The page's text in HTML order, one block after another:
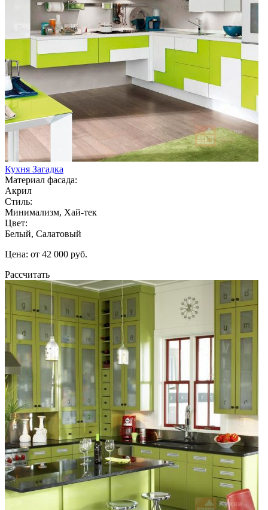
Кухня Загадка
Материал фасада:
Акрил
Стиль:
Минимализм, Хай-тек
Цвет:
Белый, Салатовый
Цена: от 42 000 руб.
Рассчитать